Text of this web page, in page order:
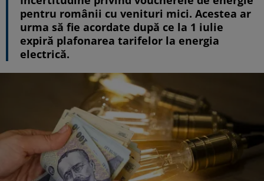
pentru românii cu venituri mici. Acestea ar
urma să fie acordate după ce la 1 iulie
expiră plafonarea tarifelor la energia
electrică.